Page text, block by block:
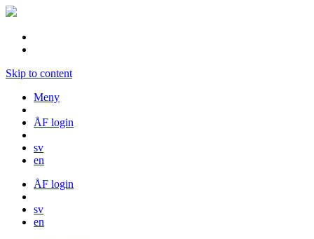
Skip to content
Meny
ÅF login
sv
en
ÅF login
sv
en